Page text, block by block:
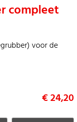
compleet
voor de
€ 24,20